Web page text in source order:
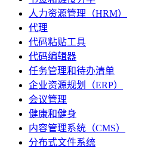
人力资源管理（HRM）
代理
代码粘贴工具
代码编辑器
任务管理和待办清单
企业资源规划（ERP）
会议管理
健康和健身
内容管理系统（CMS）
分布式文件系统